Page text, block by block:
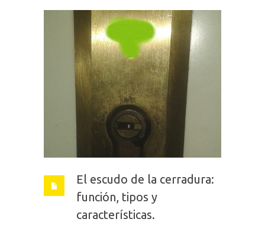
El escudo de la cerradura:
función, tipos y
características.